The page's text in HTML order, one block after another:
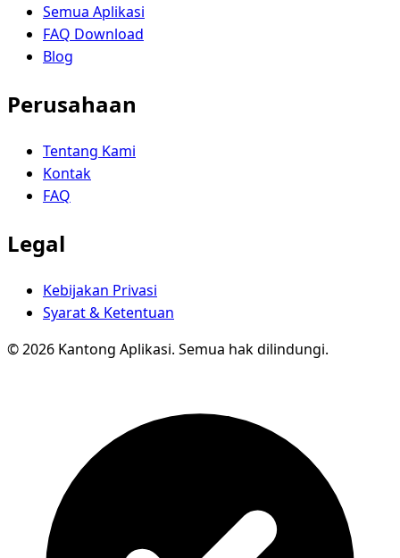
Semua Aplikasi
FAQ Download
Blog
Perusahaan
Tentang Kami
Kontak
FAQ
Legal
Kebijakan Privasi
Syarat & Ketentuan
© 2026 Kantong Aplikasi. Semua hak dilindungi.